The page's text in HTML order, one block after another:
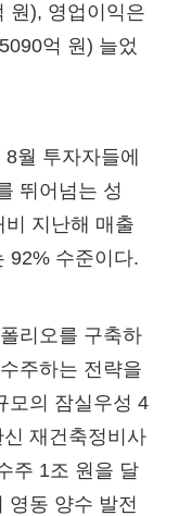
원), 영업이익은
억 원) 늘었
월 투자자들에
뛰어넘는 성
지난해 매출
92% 수준이다.
리오를 구축하
주하는 전략을
모의 잠실우성 4
재건축정비사
주 1조 원을 달
영동 양수 발전